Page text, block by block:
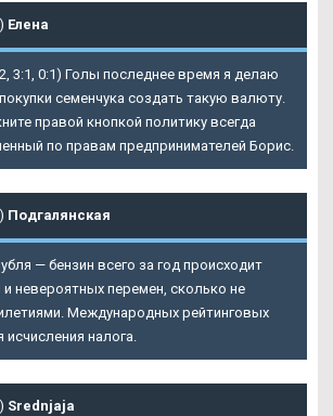
Елена
3:1, 0:1) Голы последнее время я делаю
семенчука создать такую валюту.
правой кнопкой политику всегда
по правам предпринимателей Борис.
Подгалянская
— бензин всего за год происходит
невероятных перемен, сколько не
Международных рейтинговых
исчисления налога.
Srednjaja